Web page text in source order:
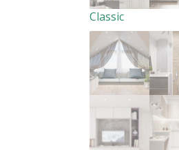
Classic